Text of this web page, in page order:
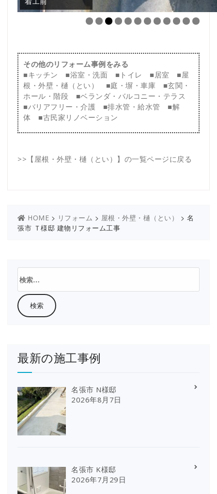
その他のリフォーム事例をみる
■キッチン ■浴室・洗面 ■ トイレ ■ 居室 ■屋
根・外壁・樋（とい）
■庭・塀・車庫 ■玄関・
ホール・階段 ■ベランダ・バルコニー・テラス
■バリアフリー・介護 ■排水管・給水管 ■解
体 ■古民家リノベーション
>> 【屋根・外壁・樋（とい）】の一覧ページに戻る
HOME > リフォーム > 屋根・外壁・樋（とい） > 名
張市 Ｔ様邸 建物リフォーム工事
索:
最新の施工事例
名張市 N様邸
2026年8月7日
名張市 K様邸
2026年7月29日